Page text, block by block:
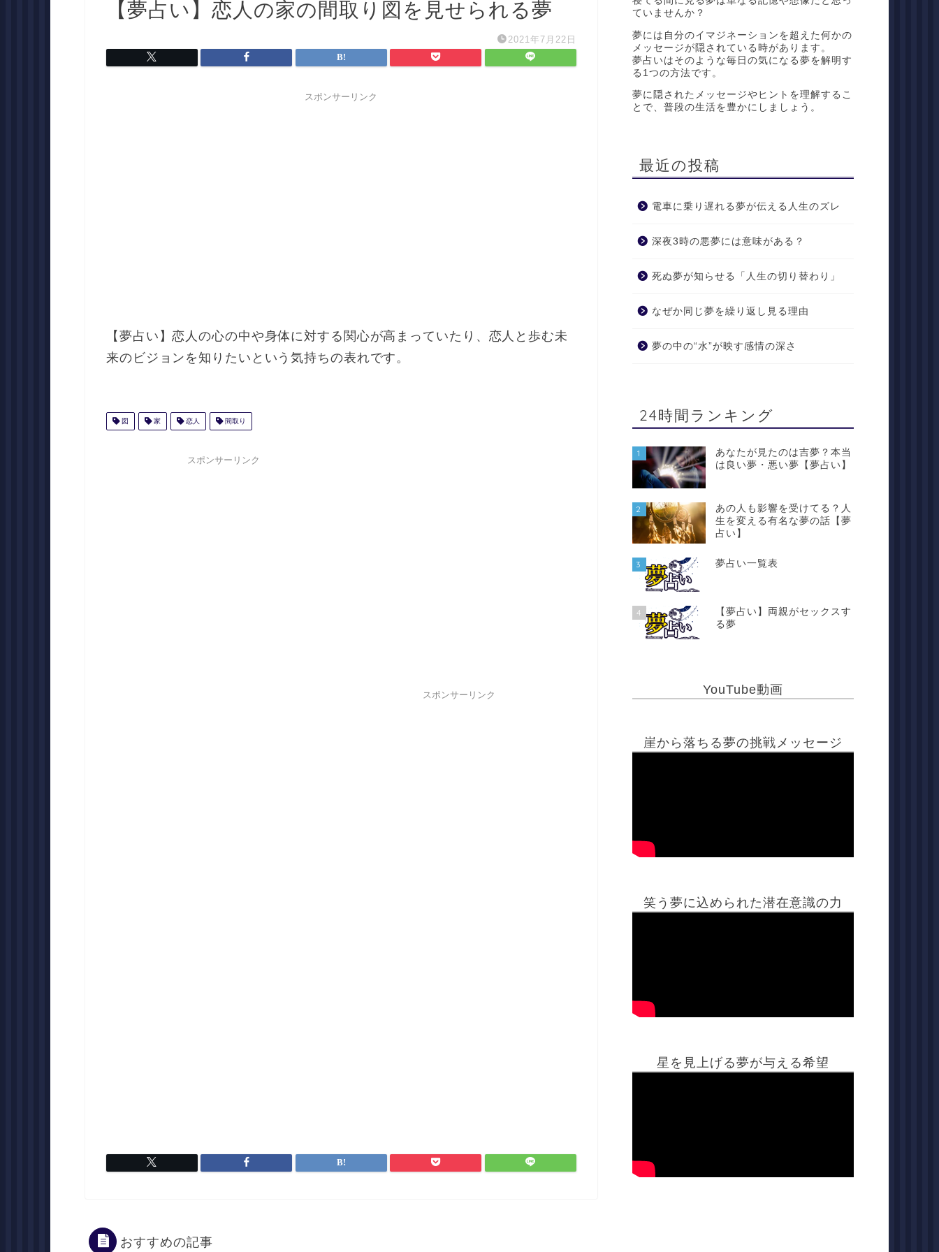
【夢占い】恋人の家の間取り図を見せられる夢
2021年7月22日
スポンサーリンク
【夢占い】恋人の心の中や身体に対する関心が高まっていたり、恋人と歩む未
来のビジョンを知りたいという気持ちの表れです。
図 家 恋人 間取り
スポンサーリンク
スポンサーリンク
おすすめの記事
ていませんか？
夢には自分のイマジネーションを超えた何かの
メッセージが隠されている時があります。
夢占いはそのような毎日の気になる夢を解明す
る1つの方法です。
夢に隠されたメッセージやヒントを理解するこ
とで、普段の生活を豊かにしましょう。
最近の投稿
電車に乗り遅れる夢が伝える人生のズレ
深夜3時の悪夢には意味がある？
死ぬ夢が知らせる「人生の切り替わり」
なぜか同じ夢を繰り返し見る理由
夢の中の“水”が映す感情の深さ
24時間ランキング
1
あなたが見たのは吉夢？本当
は良い夢・悪い夢【夢占い】
2
あの人も影響を受けてる？人
生を変える有名な夢の話【夢
占い】
3 夢占い一覧表
4
【夢占い】両親がセックスす
る夢
YouTube動画
崖から落ちる夢の挑戦メッセージ
笑う夢に込められた潜在意識の力
星を見上げる夢が与える希望